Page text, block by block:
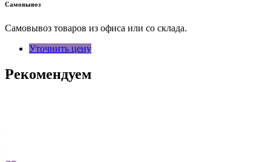
Самовывоз
Самовывоз товаров из офиса или со склада.
Уточнить цену
Рекомендуем